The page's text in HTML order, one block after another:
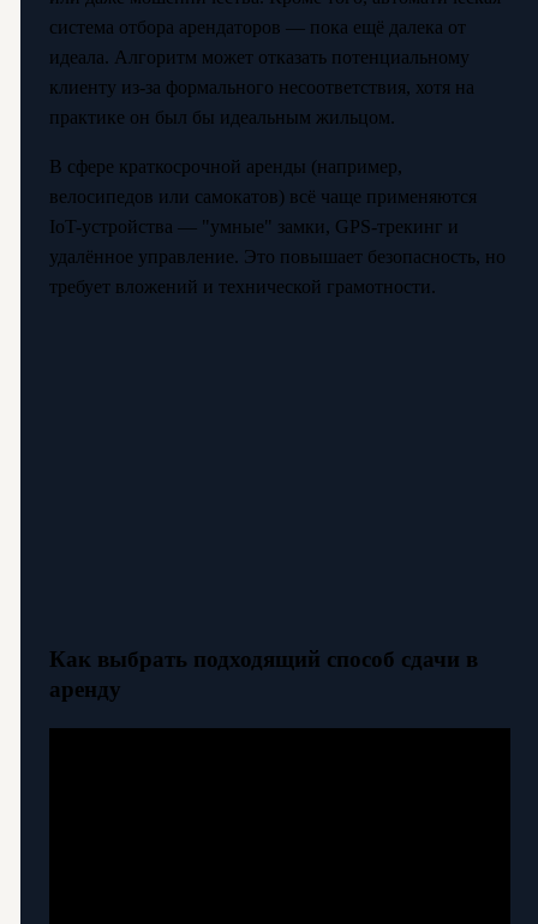
система отбора арендаторов — пока ещё далека от
идеала. Алгоритм может отказать потенциальному
клиенту из-за формального несоответствия, хотя на
практике он был бы идеальным жильцом.
В сфере краткосрочной аренды (например,
велосипедов или самокатов) всё чаще применяются
IoT-устройства — "умные" замки, GPS-трекинг и
удалённое управление. Это повышает безопасность, но
требует вложений и технической грамотности.
Как выбрать подходящий способ сдачи в
аренду